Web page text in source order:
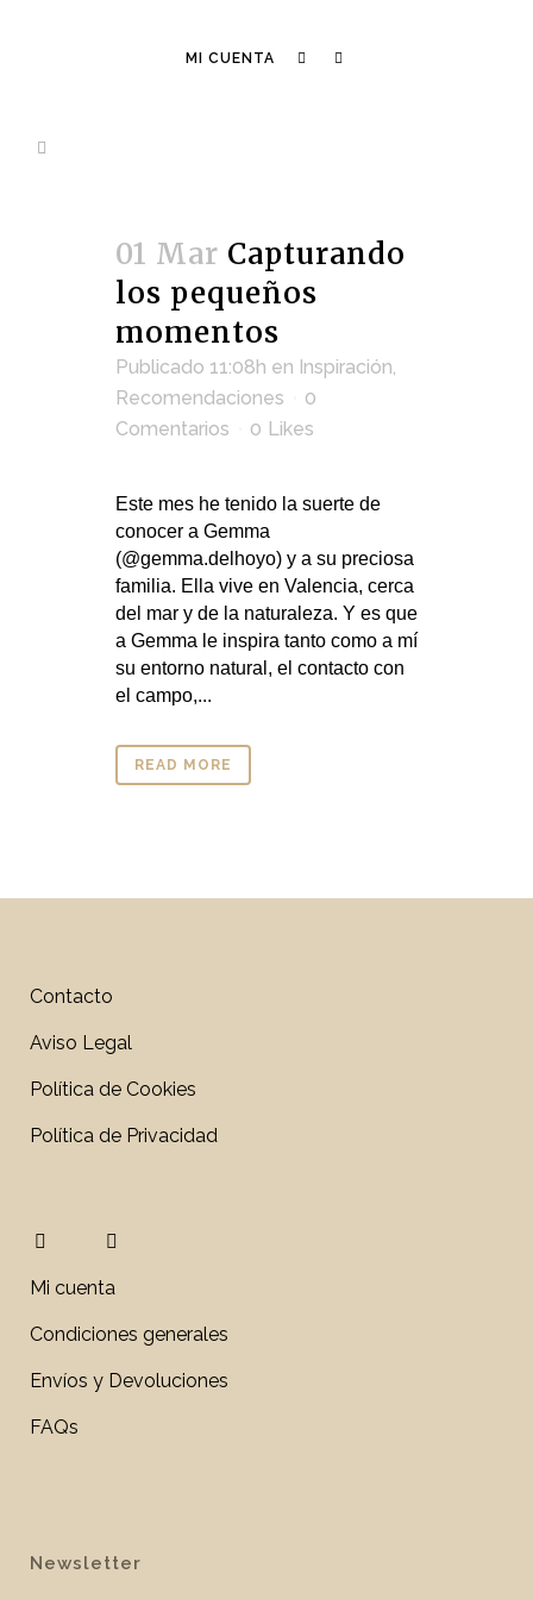
MI CUENTA
01 Mar Capturando
los pequeños
momentos
Publicado 11:08h en Inspiración,
Recomendaciones
0
Comentarios
0 Likes
Este mes he tenido la suerte de
conocer a Gemma
(@gemma.delhoyo) y a su preciosa
familia. Ella vive en Valencia, cerca
del mar y de la naturaleza. Y es que
a Gemma le inspira tanto como a mí
su entorno natural, el contacto con
el campo,...
READ MORE
Contacto
Aviso Legal
Política de Cookies
Política de Privacidad
Mi cuenta
Condiciones generales
Envíos y Devoluciones
FAQs
Newsletter